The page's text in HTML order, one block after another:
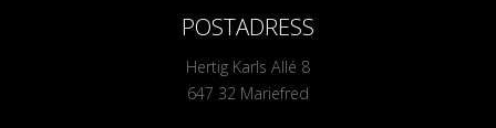
POSTADRESS
Hertig Karls Allé 8
647 32 Mariefred